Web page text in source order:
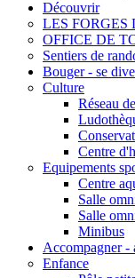
Découvrir
LES FORGES
OFFICE DE
Sentiers de
Bouger - se
Culture
Réseau
Centre
Equipements
Centre
Salle
Salle
Minibus
Accompagner -
Enfance